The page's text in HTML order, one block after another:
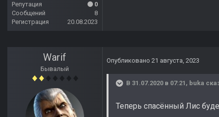
Репутация
0
Сообщений
8
Регистрация
20.08.2023
Warif
Бывалый
Опубликовано 21 августа, 2023
В 31.07.2020 в 07:21, buka
Теперь спасённый Лис